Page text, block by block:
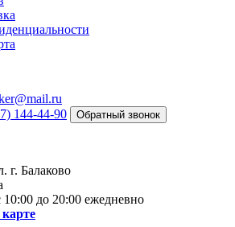
144-44-90 Обратный звонок
г. Балаково
10:00 до 20:00 ежедневно